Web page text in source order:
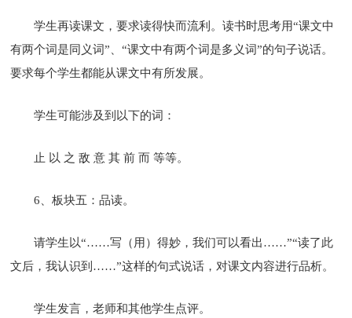
学生再读课文，要求读得快而流利。读书时思考用“课文中
有两个词是同义词”、“课文中有两个词是多义词”的句子说话。
要求每个学生都能从课文中有所发展。
学生可能涉及到以下的词：
止 以 之 敌 意 其 前 而 等等。
6、板块五：品读。
请学生以“……写（用）得妙，我们可以看出……”“读了此
文后，我认识到……”这样的句式说话，对课文内容进行品析。
学生发言，老师和其他学生点评。